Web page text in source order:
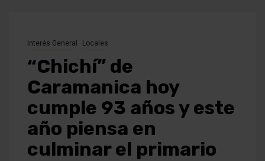
Interés General Locales
“Chichí” de
Caramanica hoy
cumple 93 años y este
año piensa en
culminar el primario